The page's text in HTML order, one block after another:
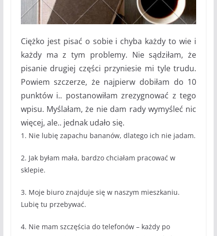
Ciężko jest pisać o sobie i chyba każdy to wie i
każdy ma z tym problemy. Nie sądziłam, że
pisanie drugiej części przyniesie mi tyle trudu.
Powiem szczerze, że najpierw dobiłam do 10
punktów i.. postanowiłam zrezygnować z tego
wpisu. Myślałam, że nie dam rady wymyśleć nic
więcej, ale.. jednak udało się.
1. Nie lubię zapachu bananów, dlatego ich nie jadam.
2. Jak byłam mała, bardzo chciałam pracować w
sklepie.
3. Moje biuro znajduje się w naszym mieszkaniu.
Lubię tu przebywać.
4. Nie mam szczęścia do telefonów – każdy po